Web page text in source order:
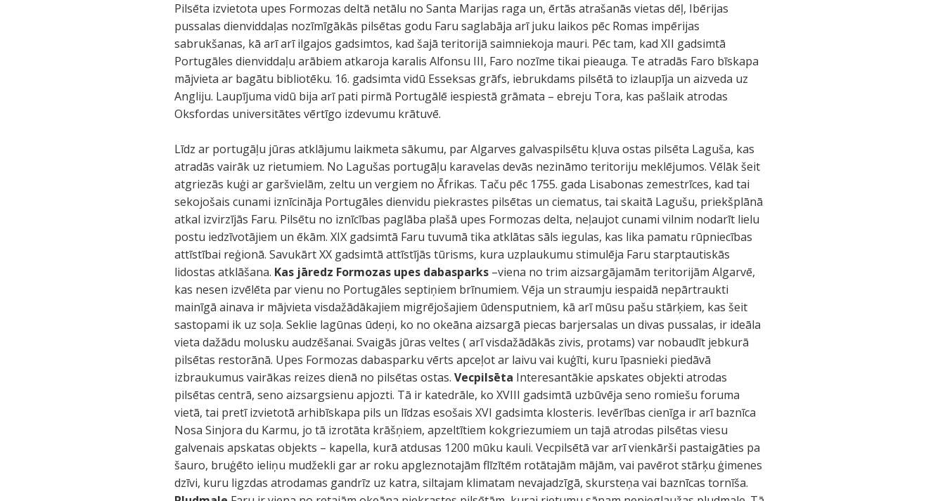
Pilsēta izvietota upes Formozas deltā netālu no Santa Marijas raga un, ērtās atrašanās vietas dēļ, Ibērijas
pussalas dienviddaļas nozīmīgākās pilsētas godu Faru saglabāja arī juku laikos pēc Romas impērijas
sabrukšanas, kā arī arī ilgajos gadsimtos, kad šajā teritorijā saimniekoja mauri. Pēc tam, kad XII gadsimtā
Portugāles dienviddaļu arābiem atkaroja karalis Alfonsu III, Faro nozīme tikai pieauga. Te atradās Faro bīskapa
mājvieta ar bagātu bibliotēku. 16. gadsimta vidū Esseksas grāfs, iebrukdams pilsētā to izlaupīja un aizveda uz
Angliju. Laupījuma vidū bija arī pati pirmā Portugālē iespiestā grāmata – ebreju Tora, kas pašlaik atrodas
Oksfordas universitātes vērtīgo izdevumu krātuvē.
Līdz ar portugāļu jūras atklājumu laikmeta sākumu, par Algarves galvaspilsētu kļuva ostas pilsēta Laguša, kas
atradās vairāk uz rietumiem. No Lagušas portugāļu karavelas devās nezināmo teritoriju meklējumos. Vēlāk šeit
atgriezās kuģi ar garšvielām, zeltu un vergiem no Āfrikas. Taču pēc 1755. gada Lisabonas zemestrīces, kad tai
sekojošais cunami iznīcināja Portugāles dienvidu piekrastes pilsētas un ciematus, tai skaitā Lagušu, priekšplānā
atkal izvirzījās Faru. Pilsētu no iznīcības paglāba plašā upes Formozas delta, neļaujot cunami vilnim nodarīt lielu
postu iedzīvotājiem un ēkām. XIX gadsimtā Faru tuvumā tika atklātas sāls iegulas, kas lika pamatu rūpniecības
attīstībai reģionā. Savukārt XX gadsimtā attīstījās tūrisms, kura uzplaukumu stimulēja Faru starptautiskās
lidostas atklāšana. Kas jāredz Formozas upes dabasparks –viena no trim aizsargājamām teritorijām Algarvē,
kas nesen izvēlēta par vienu no Portugāles septiņiem brīnumiem. Vēja un straumju iespaidā nepārtraukti
mainīgā ainava ir mājvieta visdažādākajiem migrējošajiem ūdensputniem, kā arī mūsu pašu stārķiem, kas šeit
sastopami ik uz soļa. Seklie lagūnas ūdeņi, ko no okeāna aizsargā piecas barjersalas un divas pussalas, ir ideāla
vieta dažādu molusku audzēšanai. Svaigās jūras veltes ( arī visdažādākās zivis, protams) var nobaudīt jebkurā
pilsētas restorānā. Upes Formozas dabasparku vērts apceļot ar laivu vai kuģīti, kuru īpasnieki piedāvā
izbraukumus vairākas reizes dienā no pilsētas ostas.Vecpilsēta Interesantākie apskates objekti atrodas
pilsētas centrā, seno aizsargsienu apjozti. Tā ir katedrāle, ko XVIII gadsimtā uzbūvēja seno romiešu foruma
vietā, tai pretī izvietotā arhibīskapa pils un līdzas esošais XVI gadsimta klosteris. Ievērības cienīga ir arī baznīca
Nosa Sinjora du Karmu, jo tā izrotāta krāšņiem, apzeltītiem kokgriezumiem un tajā atrodas pilsētas viesu
galvenais apskatas objekts – kapella, kurā atdusas 1200 mūku kauli. Vecpilsētā var arī vienkārši pastaigāties pa
šauro, bruģēto ieliņu mudžekli gar ar roku apgleznotajām flīzītēm rotātajām mājām, vai pavērot stārķu ģimenes
dzīvi, kuru ligzdas atrodamas gandrīz uz katra, siltajam klimatam nevajadzīgā, skursteņa vai baznīcas tornīša.